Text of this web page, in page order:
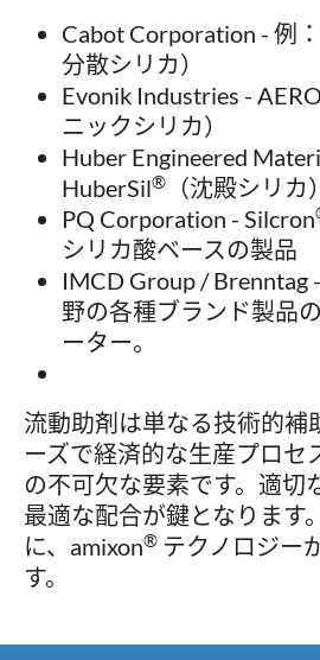
Cabot Corporation - 例
分散シリカ）
Evonik Industries -
ニックシリカ）
Huber Engineered
HuberSil®
（沈殿シリカ
PQ Corporation - Silcron
シリカ酸ベースの製品
IMCD Group / Brenntag
野の各種ブランド製品
ーター。
流動助剤は単なる技術的補
ーズで経済的な生産プロセ
の不可欠な要素です。適切
最適な配合が鍵となります
に、amixon® テクノロジー
す。